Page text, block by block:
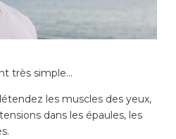
très simple…
les muscles des yeux,
dans les épaules, les